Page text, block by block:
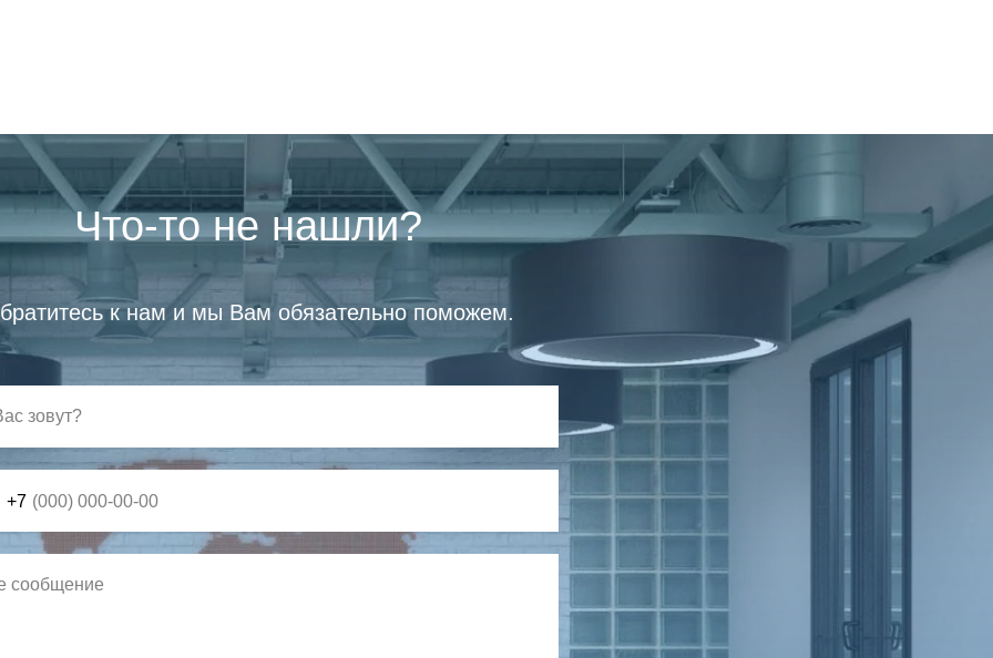
Что-то не нашли?
к нам и мы Вам обязательно поможем.
+7